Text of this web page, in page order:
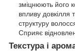
зміцнюють його
впливу довкілля
структуру
Сприяє
Текстура і